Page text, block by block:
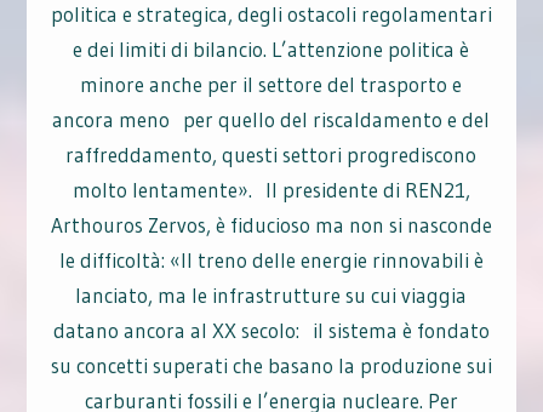
politica e strategica, degli ostacoli regolamentari
e dei limiti di bilancio. L’attenzione politica è
minore anche per il settore del trasporto e
ancora meno per quello del riscaldamento e del
raffreddamento, questi settori progrediscono
molto lentamente». Il presidente di REN21,
Arthouros Zervos, è fiducioso ma non si nasconde
le difficoltà: «Il treno delle energie rinnovabili è
lanciato, ma le infrastrutture su cui viaggia
datano ancora al XX secolo: il sistema è fondato
su concetti superati che basano la produzione sui
carburanti fossili e l’energia nucleare. Per